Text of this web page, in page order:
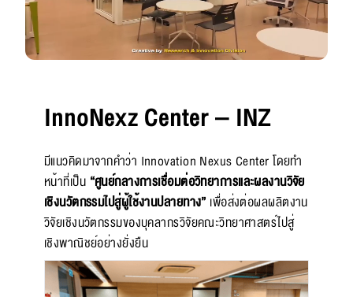
InnoNexz Center – INZ
มีแนวคิดมาจากคำว่า Innovation Nexus Center โดยทำ
หน้าที่เป็น “ศูนย์กลางการเชื่อมต่อวิทยาการและผลงานวิจัย
เชิงนวัตกรรมไปสู่ผู้ใช้งานปลายทาง” เพื่อส่งต่อผลผลิตงาน
วิจัยเชิงนวัตกรรมของบุคลากรวิจัยคณะวิทยาศาสตร์ไปสู่
เชิงพาณิชย์อย่างยั่งยืน